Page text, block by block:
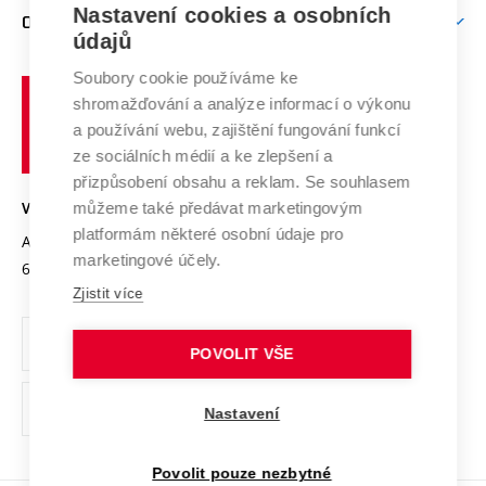
E-přihláška
Doktorské studium
Podpora podnikání
Mezinárodní vědecká rada
Systém zajišťování kvality výzkumu
Výzkumné infrastruktury
Transfer znalostí
Open Science
Projekty
Projekty ze strukturálních fondů
Specifický výzkum
Zahraniční spolupráce
Spolupráce se školami
Služby univerzity
Mezinárodní dohody
Univerzitní sítě
O UNIVERZITĚ
Profil univerzity
Udržitelná univerzita
Podnikavá univerzita / ContriBUTe
Bezpečná univerzita
Vyznamenání
Organizační struktura
Ochrana osobních údajů
odkaz)
učení
technické
VYSOKÉ UČENÍ TECHNICKÉ V BRNĚ
Antonínská 548/1
602 00 Brno
www.vut.cz
vut@vutbr.cz
Nastavení cookies a osobních
údajů
Soubory cookie používáme ke
shromažďování a analýze informací o výkonu
a používání webu, zajištění fungování funkcí
ze sociálních médií a ke zlepšení a
přizpůsobení obsahu a reklam. Se souhlasem
můžeme také předávat marketingovým
platformám některé osobní údaje pro
marketingové účely.
Zjistit více
POVOLIT VŠE
Nastavení
Povolit pouze nezbytné